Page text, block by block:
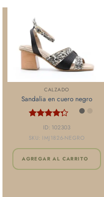
CALZADO
Sandalia en cuero negro
Valorado
de 5
ID: 102303
SKU: IMJ1826-NEGRO
AGREGAR AL CARRITO